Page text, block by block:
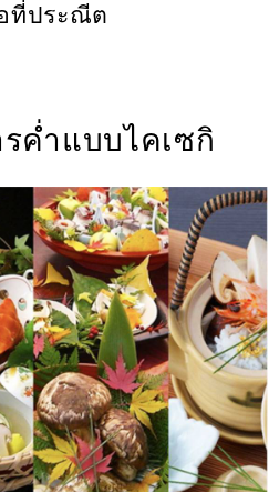
ที่ประณีต
ค่ำแบบไคเซกิ